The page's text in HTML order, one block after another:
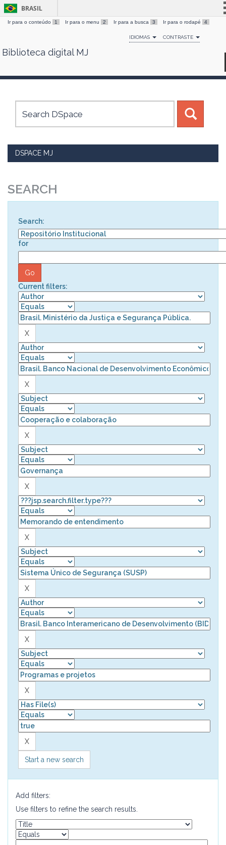
Skip
BRASIL
Simplifique!
Comunica BR
Canais
Ir para o conteúdo 1 Ir para o menu 2 Ir para a busca 3 Ir para o rodapé 4
IDIOMAS CONTRASTE
Biblioteca digital MJ
DSPACE MJ
SEARCH
Search:
for
Current filters:
Start a new search
Add filters:
Use filters to refine the search results.